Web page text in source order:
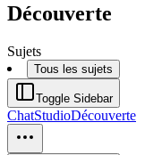
Découverte
Sujets
Tous les sujets
Toggle Sidebar
ChatStudioDécouverte